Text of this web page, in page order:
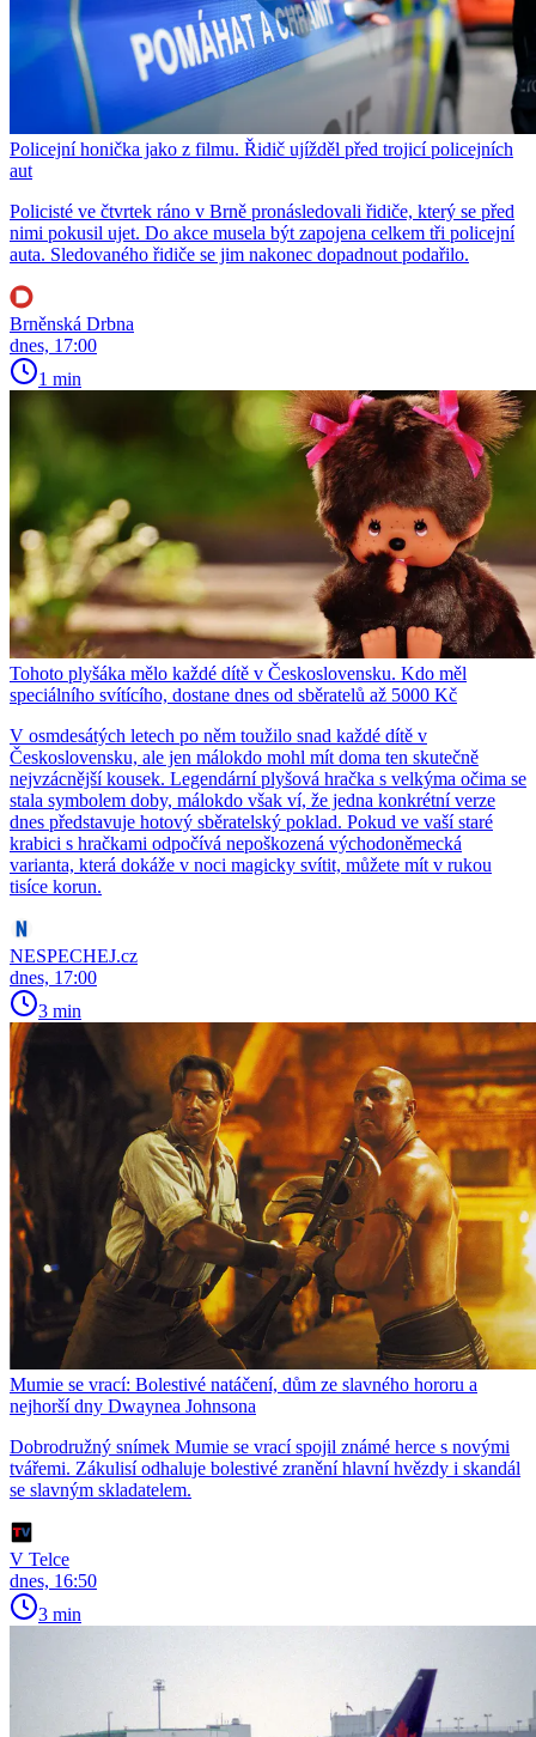
Policejní honička jako z filmu. Řidič ujížděl před trojicí policejních
aut
Policisté ve čtvrtek ráno v Brně pronásledovali řidiče, který se před
nimi pokusil ujet. Do akce musela být zapojena celkem tři policejní
auta. Sledovaného řidiče se jim nakonec dopadnout podařilo.
Brněnská Drbna
dnes, 17:00
1 min
Tohoto plyšáka mělo každé dítě v Československu. Kdo měl
speciálního svítícího, dostane dnes od sběratelů až 5000 Kč
V osmdesátých letech po něm toužilo snad každé dítě v
Československu, ale jen málokdo mohl mít doma ten skutečně
nejvzácnější kousek. Legendární plyšová hračka s velkýma očima se
stala symbolem doby, málokdo však ví, že jedna konkrétní verze
dnes představuje hotový sběratelský poklad. Pokud ve vaší staré
krabici s hračkami odpočívá nepoškozená východoněmecká
varianta, která dokáže v noci magicky svítit, můžete mít v rukou
tisíce korun.
NESPECHEJ.cz
dnes, 17:00
3 min
Mumie se vrací: Bolestivé natáčení, dům ze slavného hororu a
nejhorší dny Dwaynea Johnsona
Dobrodružný snímek Mumie se vrací spojil známé herce s novými
tvářemi. Zákulisí odhaluje bolestivé zranění hlavní hvězdy i skandál
se slavným skladatelem.
V Telce
dnes, 16:50
3 min